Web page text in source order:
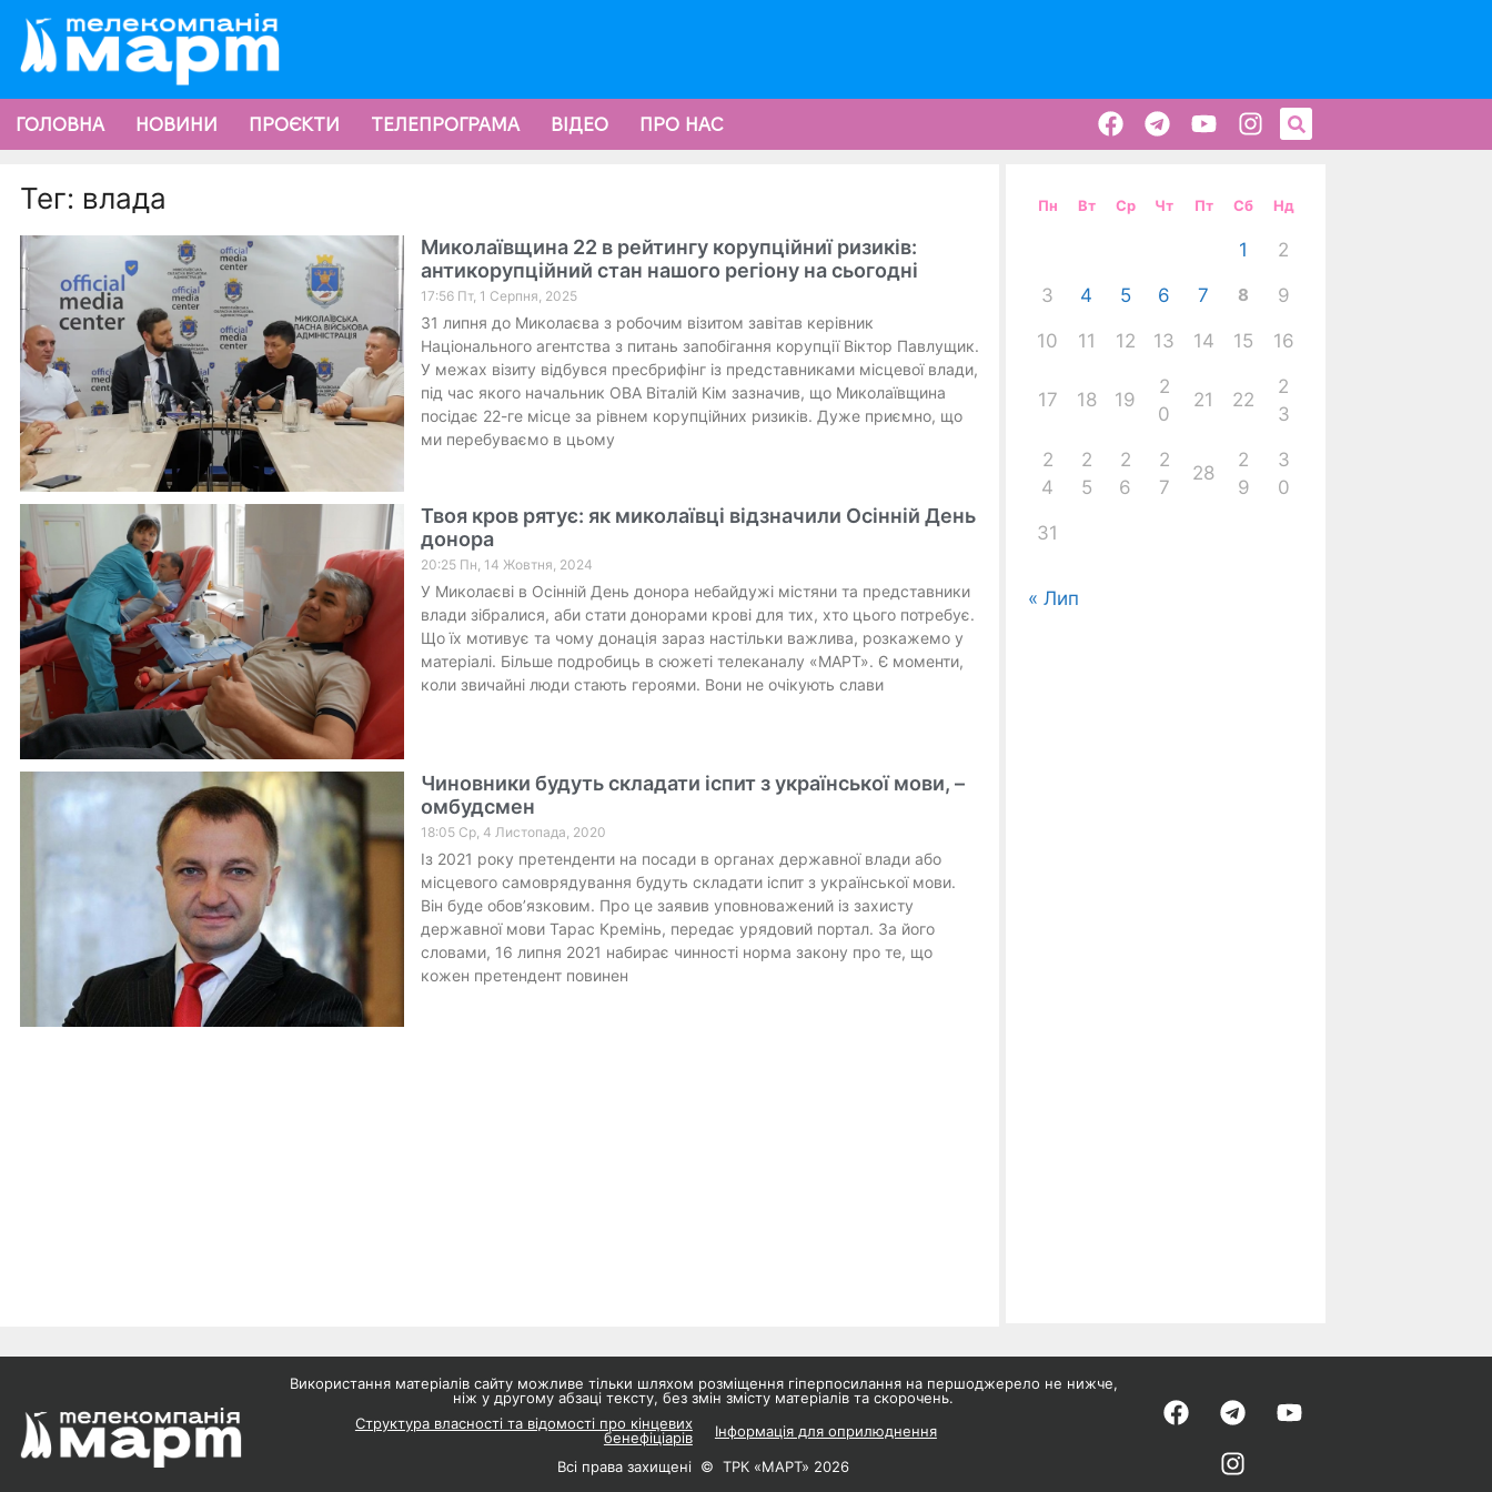
ГОЛОВНА НОВИНИ ПРОЄКТИ ТЕЛЕПРОГРАМА ВІДЕО ПРО НАС
Тег: влада
Миколаївщина 22 в рейтингу корупційниї ризиків:
антикорупційний стан нашого регіону на сьогодні
17:56 Пт, 1 Серпня, 2025
31 липня до Миколаєва з робочим візитом завітав керівник
Національного агентства з питань запобігання корупції Віктор Павлущик.
У межах візиту відбувся пресбрифінг із представниками місцевої влади,
під час якого начальник ОВА Віталій Кім зазначив, що Миколаївщина
посідає 22-ге місце за рівнем корупційних ризиків. Дуже приємно, що
ми перебуваємо в цьому
Твоя кров рятує: як миколаївці відзначили Осінній День
донора
20:25 Пн, 14 Жовтня, 2024
У Миколаєві в Осінній День донора небайдужі містяни та представники
влади зібралися, аби стати донорами крові для тих, хто цього потребує.
Що їх мотивує та чому донація зараз настільки важлива, розкажемо у
матеріалі. Більше подробиць в сюжеті телеканалу «МАРТ». Є моменти,
коли звичайні люди стають героями. Вони не очікують слави
Чиновники будуть складати іспит з української мови, –
омбудсмен
18:05 Ср, 4 Листопада, 2020
Із 2021 року претенденти на посади в органах державної влади або
місцевого самоврядування будуть складати іспит з української мови.
Він буде обов’язковим. Про це заявив уповноважений із захисту
державної мови Тарас Кремінь, передає урядовий портал. За його
словами, 16 липня 2021 набирає чинності норма закону про те, що
кожен претендент повинен
Пн Вт Ср Чт Пт Сб Нд
1 2
3 4 5 6 7 8 9
10 11 12 13 14 15 16
17 18 19
2
0
21 22
2
3
2
4
2
5
2
6
2
7
28
2
9
3
0
31
« Лип
Використання матеріалів сайту можливе тільки шляхом розміщення гіперпосилання на першоджерело не нижче,
ніж у другому абзаці тексту, без змін змісту матеріалів та скорочень.
Структура власності та відомості про кінцевих
бенефіціарів
Інформація для оприлюднення
Всі права захищені © ТРК «МАРТ» 2026